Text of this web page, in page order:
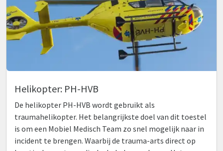
Helikopter: PH-HVB
De helikopter PH-HVB wordt gebruikt als
traumahelikopter. Het belangrijkste doel van dit toestel
is om een Mobiel Medisch Team zo snel mogelijk naar in
incident te brengen. Waarbij de trauma-arts direct op